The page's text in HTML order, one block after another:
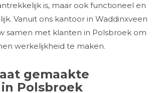
is, maar ook functioneel en
Vanuit ons kantoor in Waddinxveen
samen met klanten in Polsbroek om
werkelijkheid te maken.
gemaakte
Polsbroek